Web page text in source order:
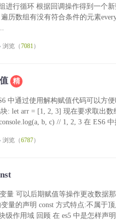
进行循环 根据回调操作得到一个
历数组有没有符合条件的元素
浏览（7081）
值 精
中通过使用解构赋值代码可以方
: let arr = [1, 2, 3] 现在要求取出
b, c) // 1, 2, 3 在 ES6
浏览（6787）
量 可以后期赋值等操作更改数据
量的声明 const 方式特点:不属于
级作用域 回顾 在 es5 中是怎样声